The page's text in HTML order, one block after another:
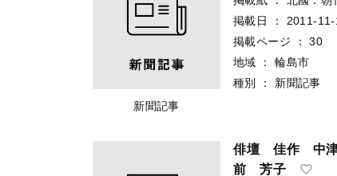
新聞記事
掲載日
：
2011-11-
掲載ページ
：
30
地域
：
輪島市
種別
： 新聞記事
俳壇 佳作 中
前 芳子